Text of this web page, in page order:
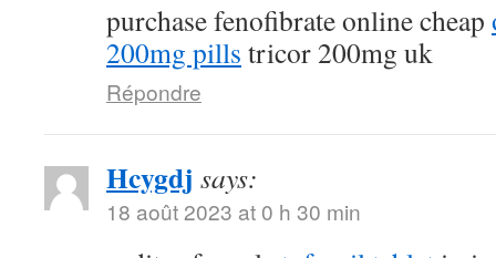
purchase fenofibrate online cheap
200mg pills tricor 200mg uk
Répondre
Hcygdj says:
18 août 2023 at 0 h 30 min